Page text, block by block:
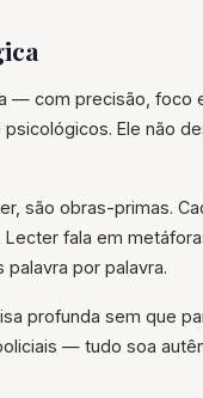
— com precisão, foco
Ele não
são obras-primas.
fala em
por palavra.
profunda sem que
— tudo soa